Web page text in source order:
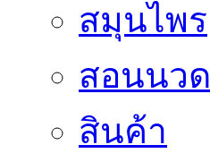
สมุนไพร
สอนนวด
สินค้า